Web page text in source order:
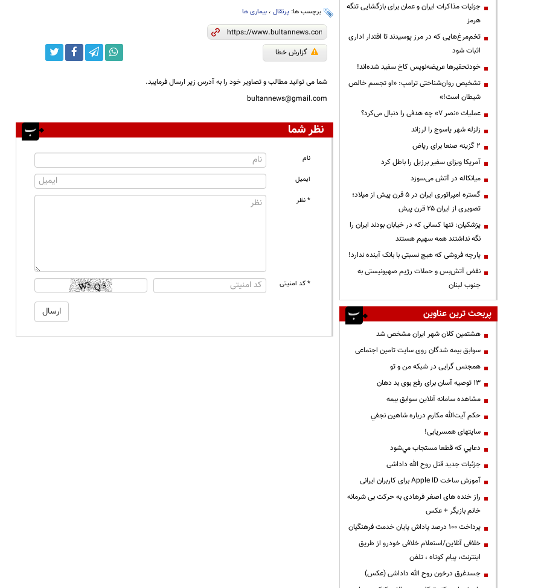
برچسب ها: پرتقال، بیماری ها
گزارش خطا
شما می توانید مطالب و تصاویر خود را به آدرس زیر ارسال فرمایید.
bultannews@gmail.com
نظر شما
نام
ایمیل
* نظر
* کد امنیتی
جزئیات مذاکرات ایران و عمان برای بازگشایی تنگه
هرمز
تخم‌مرغ‌هایی که در مرز پوسیدند تا اقتدار اداری
اثبات شود
خودتحقیرها عریضه‌نویس کاخ سفید شده‌اند!
تشخیص روان‌شناختی ترامپ: «او تجسم خالص
شیطان است!»
عملیات «نصر ۷» چه هدفی را دنبال می‌کرد؟
زلزله شهر یاسوج را لرزاند
۲ گزینه صنعا برای ریاض
آمریکا ویزای سفیر برزیل را باطل کرد
میانکاله در آتش می‌سوزد
گستره امپراتوری ایران در ۵ قرن پیش از میلاد؛
تصویری از ایران ۲۵ قرن پیش
پزشکیان: تنها کسانی که در خیابان بودند ایران را
نگه نداشتند همه سهیم هستند
پارچه فروشی که هیچ نسبتی با بانک آینده ندارد!
نقض آتش‌بس و حملات رژیم صهیونیستی به
جنوب لبنان
پربحث ترین عناوین
هشتمین کلان شهر ایران مشخص شد
سوابق بیمه شدگان روی سایت تامین اجتماعی
همجنس گرایی در شبکه من و تو
13 توصیه آسان برای رفع بوی بد دهان
مشاهده سامانه آنلاين سوابق بیمه
حكم آيت‌الله مكارم درباره شاهين نجفي
سایتهای همسریابی!
دعايي كه قطعا مستجاب مي‌شود
جزئیات جدید قتل روح الله داداشی
آموزش ساخت Apple ID برای کاربران ایرانی
راز خنده های اصغر فرهادی به حرکت بی شرمانه
خانم بازیگر + عکس
پرداخت ۱۰۰ درصد پاداش پایان خدمت فرهنگیان
خلافی آنلاین/استعلام خلافی خودرو از طریق
اینترنت، پیام کوتاه ، تلفن
جسدغرق درخون روح الله داداشی (عکس)